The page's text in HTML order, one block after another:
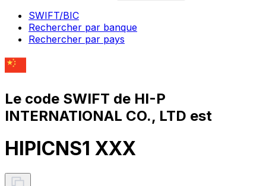
SWIFT/BIC
Rechercher par banque
Rechercher par pays
Le code SWIFT de HI-P
INTERNATIONAL CO., LTD est
HIPICNS1 XXX